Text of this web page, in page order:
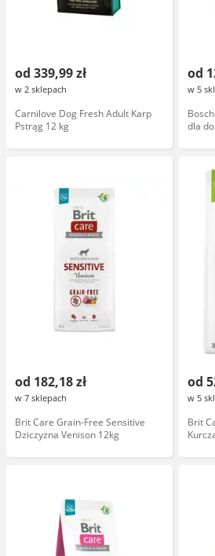
od 339,99 zł
w 2 sklepach
Carnilove Dog Fresh Adult Karp
Pstrąg 12 kg
od
w 5
dla
od 182,18 zł
w 7 sklepach
Brit Care Grain-Free Sensitive
Dziczyzna Venison 12kg
od
w 5
Brit